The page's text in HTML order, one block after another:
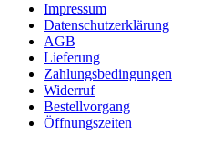
Impressum
Datenschutzerklärung
AGB
Lieferung
Zahlungsbedingungen
Widerruf
Bestellvorgang
Öffnungszeiten